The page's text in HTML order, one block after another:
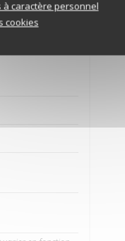
caractère personnel
cookies
sont faites maison